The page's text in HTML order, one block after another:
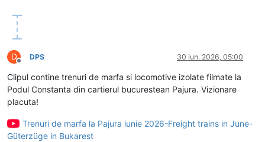
D
Deconectat
DPS 30 iun. 2026, 05:00
Clipul contine trenuri de marfa si locomotive izolate filmate la
Podul Constanta din cartierul bucurestean Pajura. Vizionare
placuta!
Trenuri de marfa la Pajura iunie 2026-Freight trains in June-
Güterzüge in Bukarest